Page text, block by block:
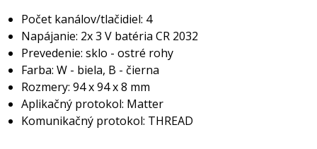
Počet kanálov/tlačidiel: 4
Napájanie: 2x 3 V batéria CR 2032
Prevedenie: sklo - ostré rohy
Farba: W - biela, B - čierna
Rozmery: 94 x 94 x 8 mm
Aplikačný protokol: Matter
Komunikačný protokol: THREAD